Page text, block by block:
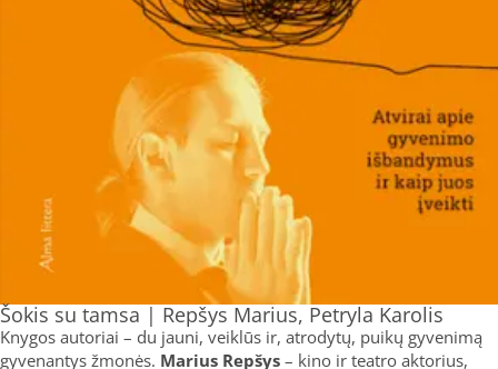
Šokis su tamsa | Repšys Marius, Petryla Karolis
Knygos autoriai – du jauni, veiklūs ir, atrodytų, puikų gyvenimą
gyvenantys žmonės. Marius Repšys – kino ir teatro aktorius,